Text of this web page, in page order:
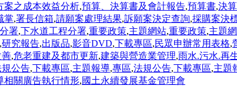
案之成本效益分析,預算、決算書及會計報告,預算書,決
掌,署長信箱,請願案處理結果,訴願案決定查詢,採購案決
署,下水道工程分署,重要政策,主題網站,重要政策,主題
,研究報告,出版品,影音DVD,下載專區,民眾申辦常用表格,
善,危老重建及都市更新,建築與營造業管理,雨水.污水.再
規公告,下載專區,主題報導,專區,法規公告,下載專區,主題
相關廣告執行情形,國土永續發展基金管理會